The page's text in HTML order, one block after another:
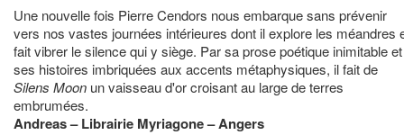
Une nouvelle fois Pierre Cendors nous embarque sans prévenir
vers nos vastes journées intérieures dont il explore les méandres
fait vibrer le silence qui y siège. Par sa prose poétique inimitable et
ses histoires imbriquées aux accents métaphysiques, il fait de
Silens Moon un vaisseau d'or croisant au large de terres
embrumées.
Andreas – Librairie Myriagone – Angers